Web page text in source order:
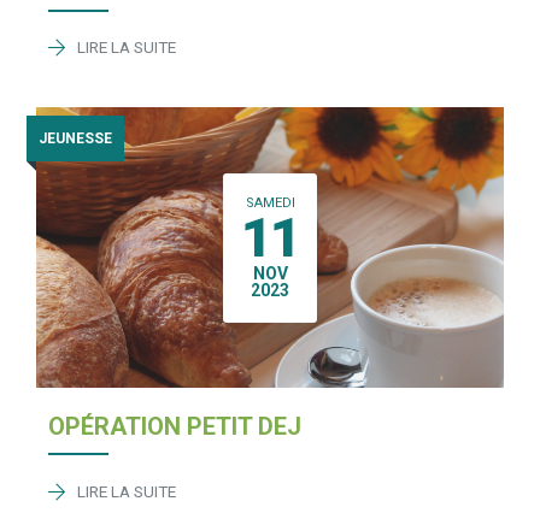
LIRE LA SUITE
SAMEDI
11
NOV
2023
JEUNESSE
OPÉRATION PETIT DEJ
LIRE LA SUITE